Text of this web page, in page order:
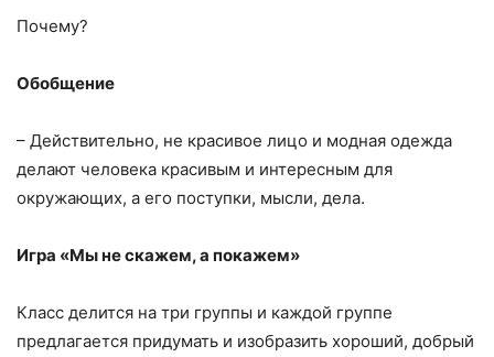
Почему?
Обобщение
– Действительно, не красивое лицо и модная одежда
делают человека красивым и интересным для
окружающих, а его поступки, мысли, дела.
Игра «Мы не скажем, а покажем»
Класс делится на три группы и каждой группе
предлагается придумать и изобразить хороший, добрый